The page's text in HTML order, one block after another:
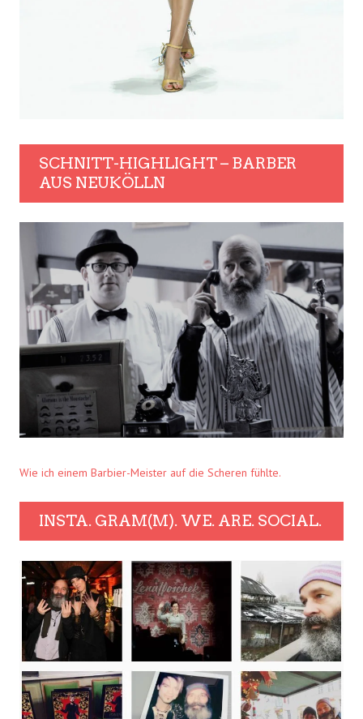
SCHNITT-HIGHLIGHT – BARBER
AUS NEUKÖLLN
Wie ich einem Barbier-Meister auf die Scheren fühlte.
INSTA. GRAM(M). WE. ARE. SOCIAL.